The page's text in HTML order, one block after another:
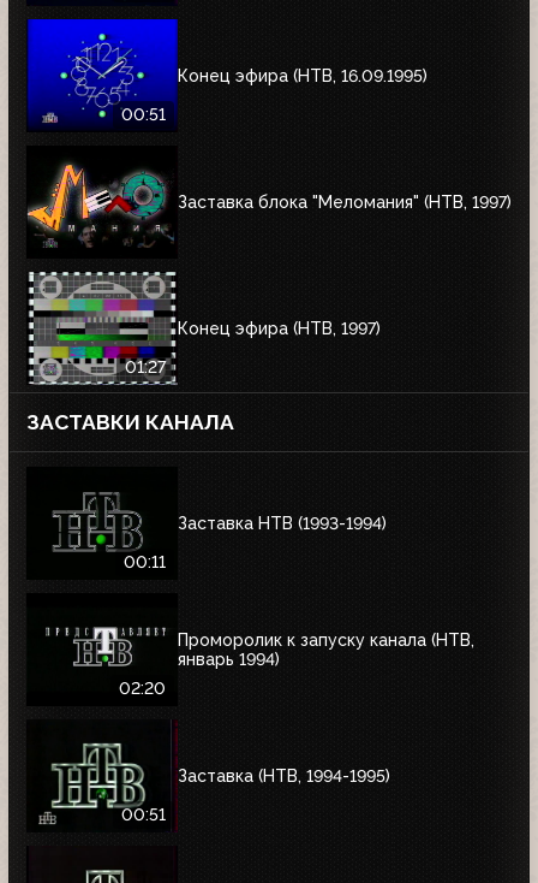
00:51
Конец эфира (НТВ, 16.09.1995)
Заставка блока "Меломания" (НТВ, 1997)
01:27
Конец эфира (НТВ, 1997)
ЗАСТАВКИ КАНАЛА
00:11
Заставка НТВ (1993-1994)
02:20
Проморолик к запуску канала (НТВ,
январь 1994)
00:51
Заставка (НТВ, 1994-1995)